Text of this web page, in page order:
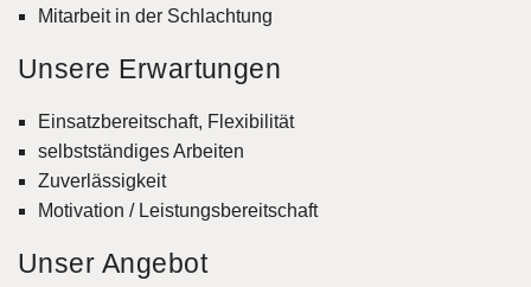
Mitarbeit in der Schlachtung
Unsere Erwartungen
Einsatzbereitschaft, Flexibilität
selbstständiges Arbeiten
Zuverlässigkeit
Motivation / Leistungsbereitschaft
Unser Angebot